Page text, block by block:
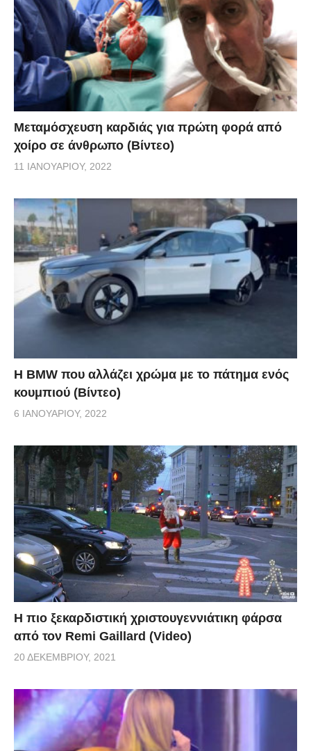
Μεταμόσχευση καρδιάς για πρώτη φορά από
χοίρο σε άνθρωπο (Βίντεο)
11 ΙΑΝΟΥΑΡΊΟΥ, 2022
Η BMW που αλλάζει χρώμα με το πάτημα ενός
κουμπιού (Βίντεο)
6 ΙΑΝΟΥΑΡΊΟΥ, 2022
Η πιο ξεκαρδιστική χριστουγεννιάτικη φάρσα
από τον Remi Gaillard (Video)
20 ΔΕΚΕΜΒΡΊΟΥ, 2021